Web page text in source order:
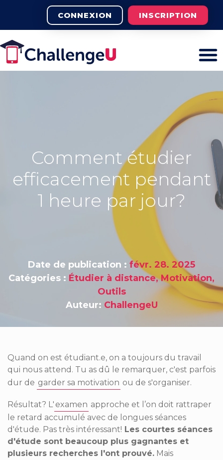
CONNEXION INSCRIPTION
Comment étudier
efficacement pendant
1 heure par jour?
Date de publication : févr. 28. 2025
Catégories : Étudier à distance,Motivation,
Outils
Auteur: ChallengeU
Quand on est étudiant.e, on a toujours du travail
qui nous attend. Tu as dû le remarquer, c'est parfois
dur de garder sa motivation ou de s'organiser.
Résultat? L' examen approche et l’on doit rattraper
le retard accumulé avec de longues séances
d'étude. Pas très intéressant! Les courtes séances
d'étude sont beaucoup plus gagnantes et
plusieurs recherches l'ont prouvé. Mais